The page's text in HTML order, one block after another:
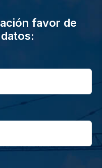
favor de